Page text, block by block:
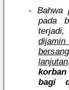
- Bahwa
pada
lanjutan
korban
bagi